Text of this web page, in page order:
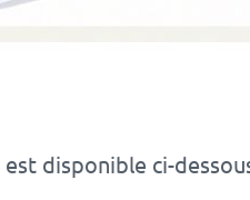
disponible ci-